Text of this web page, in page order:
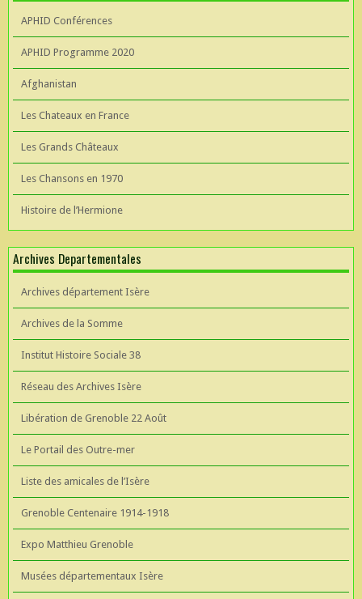
APHID Conférences
APHID Programme 2020
Afghanistan
Les Chateaux en France
Les Grands Châteaux
Les Chansons en 1970
Histoire de l’Hermione
Archives Departementales
Archives département Isère
Archives de la Somme
Institut Histoire Sociale 38
Réseau des Archives Isère
Libération de Grenoble 22 Août
Le Portail des Outre-mer
Liste des amicales de l’Isère
Grenoble Centenaire 1914-1918
Expo Matthieu Grenoble
Musées départementaux Isère